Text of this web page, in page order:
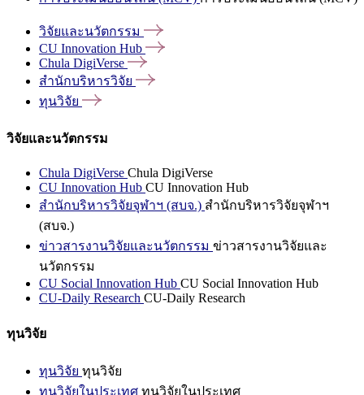
วิจัยและนวัตกรรม
CU Innovation Hub
Chula DigiVerse
สำนักบริหารวิจัย
ทุนวิจัย
วิจัยและนวัตกรรม
Chula DigiVerse Chula DigiVerse
CU Innovation Hub CU Innovation Hub
สำนักบริหารวิจัยจุฬาฯ (สบจ.) สำนักบริหารวิจัยจุฬาฯ
(สบจ.)
ข่าวสารงานวิจัยและนวัตกรรม ข่าวสารงานวิจัยและ
นวัตกรรม
CU Social Innovation Hub CU Social Innovation Hub
CU-Daily Research CU-Daily Research
ทุนวิจัย
ทุนวิจัย ทุนวิจัย
ทุนวิจัยในประเทศ ทุนวิจัยในประเทศ